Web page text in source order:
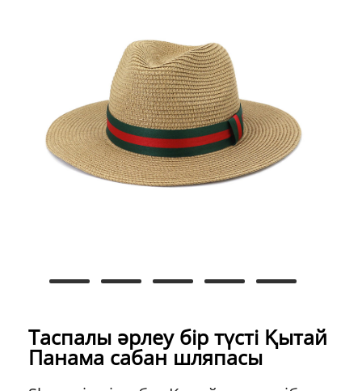
Таспалы әрлеу бір түсті Қытай
Панама сабан шляпасы